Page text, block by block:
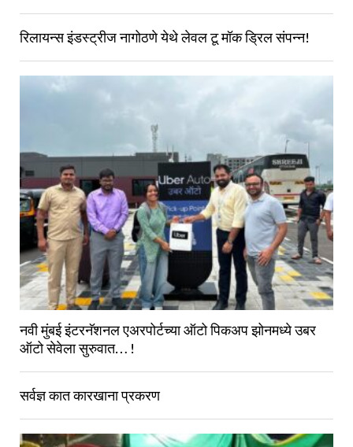
रिलायन्स इंडस्ट्रीज नागोठणे येथे लेवल टू मॉक ड्रिल संपन्न!
नवी मुंबई इंटरनॅशनल एअरपोर्टच्या ऑटो पिकअप झोनमध्ये उबर
ऑटो सेवेला सुरुवात… !
सर्वज्ञ कात कारखाना प्रकरण